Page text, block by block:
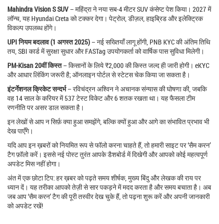
Mahindra Vision S SUV – महिंद्रा ने नया सब‑4 मीटर SUV कंसेप्ट पेश किया। 2027 में
लॉन्च, यह Hyundai Creta को टक्कर देगा। पेट्रोल, डीज़ल, हाइब्रिड और इलेक्ट्रिक
विकल्प उपलब्ध होंगे।
UPI नियम बदलाव (1 अगस्त 2025) – नई सख्तियाँ लागू होंगी, PNB KYC की अंतिम तिथि
तय, SBI कार्ड में सुरक्षा सुधार और FASTag उपयोगकर्ता को वार्षिक पास सुविधा मिलेगी।
PM‑Kisan 20वीं किस्त– किसानों के लिये ₹2,000 की किस्त जल्द ही जारी होगी। eKYC
और आधार लिंकिंग जरूरी है; ऑनलाइन पोर्टल से स्टेटस चेक किया जा सकता है।
इंटर्नेशनल क्रिकेट सन्दर्भ– रविचंद्रन अश्विन ने अचानक संन्यास की घोषणा की, जबकि
वह 14 साल के करियर में 537 टेस्ट विकेट और 6 शतक रखता था। यह फैसला टीम
रणनीति पर असर डाल सकता है।
इन लेखों से आप न सिर्फ़ क्या हुआ समझेंगे, बल्कि क्यों हुआ और आगे का संभावित प्रभाव भी
देख पाएँगे।
यदि आप इन ख़बरों को नियमित रूप से फॉलो करना चाहते हैं, तो हमारी साइट पर ‘सैम करन’
टैग फ़ॉलो करें। इससे नई पोस्ट तुरंत आपके डैशबोर्ड में दिखेगी और आपको कोई महत्वपूर्ण
अपडेट मिस नहीं होगा।
अंत में एक छोटा टिप: हर ख़बर को पढ़ते समय शीर्षक, मुख्य बिंदु और लेखक की राय पर
ध्यान दें। यह तरीका आपको तेज़ी से सार पकड़ने में मदद करता है और समय बचाता है। अब
जब आप ‘सैम करन’ टैग की पूरी तस्वीर देख चुके हैं, तो पढ़ना शुरू करें और अपनी जानकारी
को अपडेट रखें!